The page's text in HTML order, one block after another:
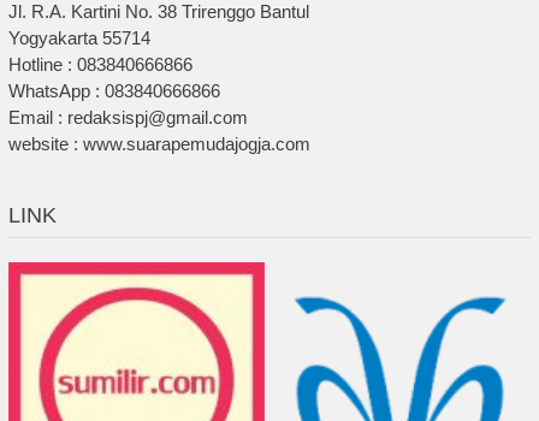
Jl. R.A. Kartini No. 38 Trirenggo Bantul
Yogyakarta 55714
Hotline : 083840666866
WhatsApp : 083840666866
Email : redaksispj@gmail.com
website : www.suarapemudajogja.com
LINK